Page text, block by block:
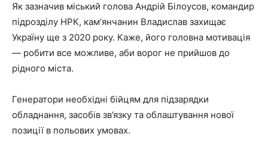
Як зазначив міський голова Андрій Білоусов, командир
підрозділу НРК, камʼянчанин Владислав захищає
Україну ще з 2020 року. Каже, його головна мотивація
— робити все можливе, аби ворог не прийшов до
рідного міста.
Генератори необхідні бійцям для підзарядки
обладнання, засобів зв’язку та облаштування нової
позиції в польових умовах.